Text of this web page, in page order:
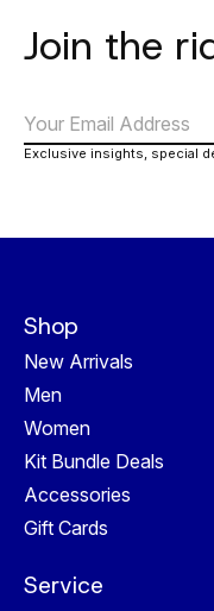
Join the
Exclusive insights, special
Shop
New Arrivals
Men
Women
Kit Bundle Deals
Accessories
Gift Cards
Service